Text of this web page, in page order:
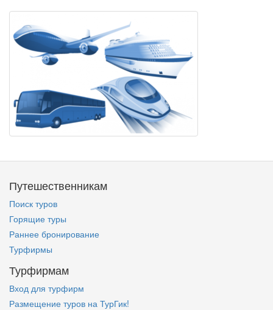
Путешественникам
Поиск туров
Горящие туры
Раннее бронирование
Турфирмы
Турфирмам
Вход для турфирм
Размещение туров на ТурГик!